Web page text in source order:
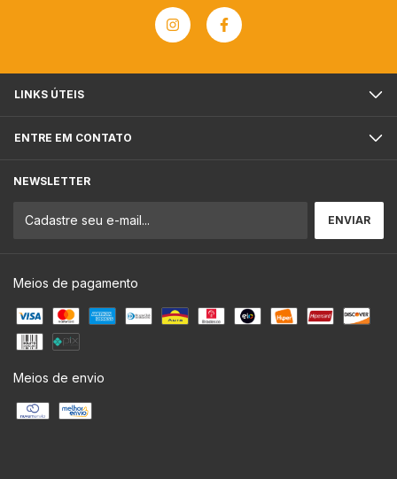
LINKS ÚTEIS
ENTRE EM CONTATO
NEWSLETTER
Meios de pagamento
Meios de envio